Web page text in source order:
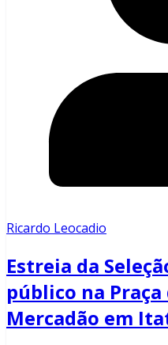
Ricardo Leocadio
Estreia da
público na
Mercadão em